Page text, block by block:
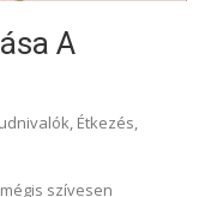
A
, Étkezés,
szívesen